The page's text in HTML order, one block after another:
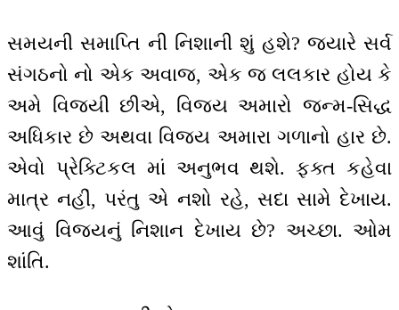
સમયની સમાપ્તિ ની નિશાની શું હશે? જ્યારે સર્વ
સંગઠનો નો એક અવાજ, એક જ લલકાર હોય કે
અમે વિજયી છીએ, વિજય અમારો જન્મ-સિદ્ધ
અધિકાર છે અથવા વિજય અમારા ગળાનો હાર છે.
એવો પ્રેક્ટિકલ માં અનુભવ થશે. ફક્ત કહેવા
માત્ર નહીં, પરંતુ એ નશો રહે, સદા સામે દેખાય.
આવું વિજયનું નિશાન દેખાય છે? અચ્છા. ઓમ
શાંતિ.